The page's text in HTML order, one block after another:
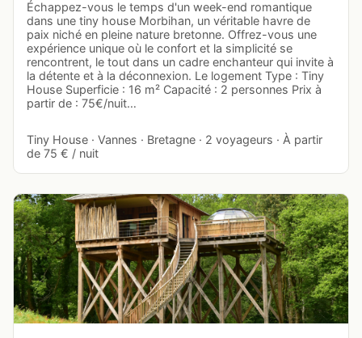
Échappez-vous le temps d'un week-end romantique
dans une tiny house Morbihan, un véritable havre de
paix niché en pleine nature bretonne. Offrez-vous une
expérience unique où le confort et la simplicité se
rencontrent, le tout dans un cadre enchanteur qui invite à
la détente et à la déconnexion. Le logement Type : Tiny
House Superficie : 16 m² Capacité : 2 personnes Prix à
partir de : 75€/nuit…
Tiny House · Vannes · Bretagne · 2 voyageurs · À partir
de 75 € / nuit